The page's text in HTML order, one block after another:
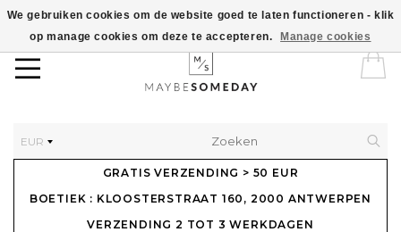
EUR
GRATIS VERZENDING > 50 EUR
BOETIEK : KLOOSTERSTRAAT 160, 2000 ANTWERPEN
VERZENDING 2 TOT 3 WERKDAGEN
We gebruiken cookies om de website goed te laten functioneren - klik
op manage cookies om deze te accepteren.
Manage cookies